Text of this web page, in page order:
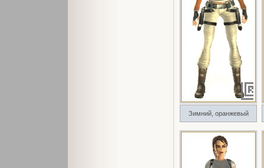
Зимний, оранжевый